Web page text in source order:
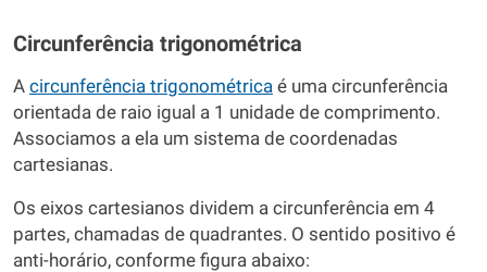
Circunferência trigonométrica
A circunferência trigonométrica é uma circunferência
orientada de raio igual a 1 unidade de comprimento.
Associamos a ela um sistema de coordenadas
cartesianas.
Os eixos cartesianos dividem a circunferência em 4
partes, chamadas de quadrantes. O sentido positivo é
anti-horário, conforme figura abaixo: